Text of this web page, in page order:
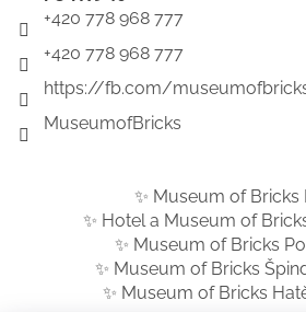
+420 778 968 777
+420 778 968 777
https://fb.com/
MuseumofBricks
✨ Museum of Bricks
✨ Hotel a Museum of
✨ Museum of Bricks
✨ Museum of Bricks
✨ Museum of Bricks